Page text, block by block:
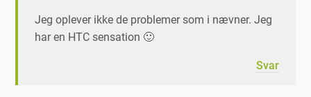
Jeg oplever ikke de problemer som i nævner. Jeg
har en HTC sensation 🙂
Svar